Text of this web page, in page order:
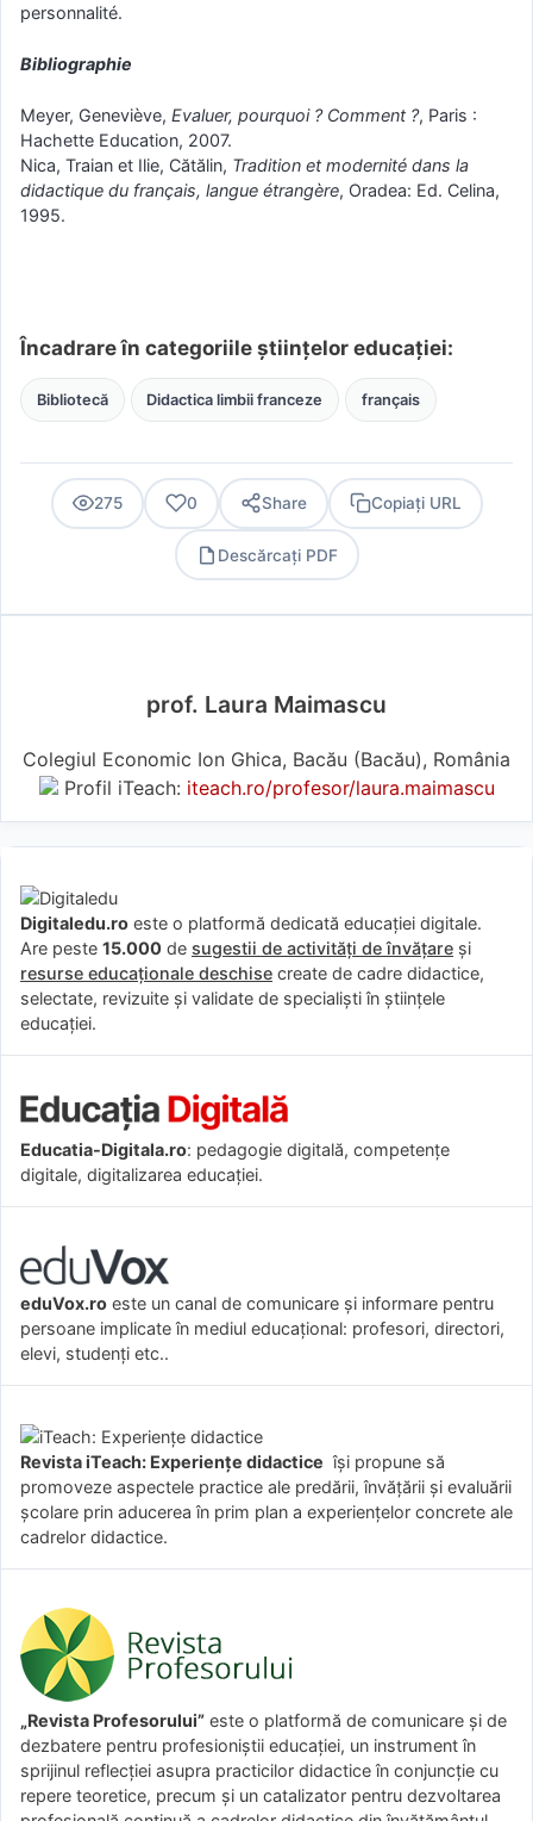
personnalité.
Bibliographie
Meyer, Geneviève, Evaluer, pourquoi ? Comment ?, Paris :
Hachette Education, 2007.
Nica, Traian et Ilie, Cătălin, Tradition et modernité dans la
didactique du français, langue étrangère, Oradea: Ed. Celina,
1995.
Încadrare în categoriile științelor educației:
Bibliotecă Didactica limbii franceze français
275 0 Share Copiați URL
Descărcați PDF
prof. Laura Maimascu
Colegiul Economic Ion Ghica, Bacău (Bacău), România
Profil iTeach: iteach.ro/profesor/laura.maimascu
Digitaledu.ro este o platformă dedicată educației digitale.
Are peste 15.000 de sugestii de activități de învățare și
resurse educaționale deschise create de cadre didactice,
selectate, revizuite și validate de specialiști în științele
educației.
Educatia-Digitala.ro: pedagogie digitală, competențe
digitale, digitalizarea educației.
eduVox.ro este un canal de comunicare și informare pentru
persoane implicate în mediul educațional: profesori, directori,
elevi, studenți etc..
Revista iTeach: Experienţe didactice îşi propune să
promoveze aspectele practice ale predării, învăţării şi evaluării
şcolare prin aducerea în prim plan a experienţelor concrete ale
cadrelor didactice.
„Revista Profesorului” este o platformă de comunicare și de
dezbatere pentru profesioniștii educației, un instrument în
sprijinul reflecției asupra practicilor didactice în conjuncție cu
repere teoretice, precum și un catalizator pentru dezvoltarea